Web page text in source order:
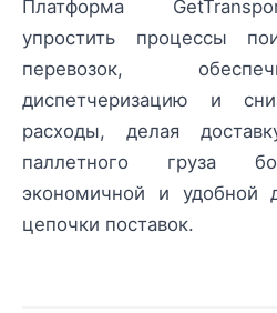
Платформа
упростить процессы
перевозок,
диспетчеризацию и
расходы, делая
паллетного груза
экономичной и удобной
цепочки поставок.